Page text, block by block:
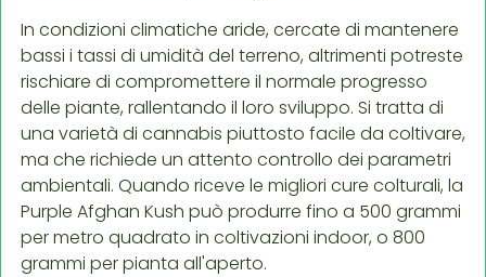
In condizioni climatiche aride, cercate di mantenere
bassi i tassi di umidità del terreno, altrimenti potreste
rischiare di compromettere il normale progresso
delle piante, rallentando il loro sviluppo. Si tratta di
una varietà di cannabis piuttosto facile da coltivare,
ma che richiede un attento controllo dei parametri
ambientali. Quando riceve le migliori cure colturali, la
Purple Afghan Kush può produrre fino a 500 grammi
per metro quadrato in coltivazioni indoor, o 800
grammi per pianta all'aperto.